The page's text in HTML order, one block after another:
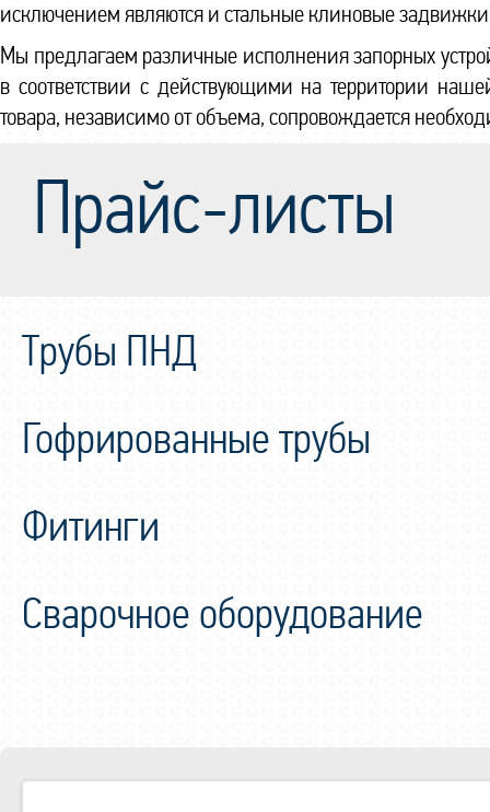
исключением являются и стальные клиновые
Мы предлагаем различные исполнения запорных
в соответствии с действующими на территории
товара, независимо от объема, сопровождается
Прайс-листы
Трубы ПНД
Гофрированные трубы
Фитинги
Сварочное оборудование